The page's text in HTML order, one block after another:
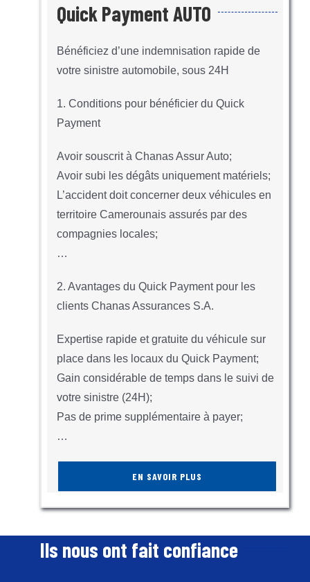
Quick Payment AUTO
Bénéficiez d’une indemnisation rapide de
votre sinistre automobile, sous 24H
1. Conditions pour bénéficier du Quick
Payment
Avoir souscrit à Chanas Assur Auto;
Avoir subi les dégâts uniquement matériels;
L’accident doit concerner deux véhicules en
territoire Camerounais assurés par des
compagnies locales;
…
2. Avantages du Quick Payment pour les
clients Chanas Assurances S.A.
Expertise rapide et gratuite du véhicule sur
place dans les locaux du Quick Payment;
Gain considérable de temps dans le suivi de
votre sinistre (24H);
Pas de prime supplémentaire à payer;
…
EN SAVOIR PLUS
Ils nous ont fait confiance